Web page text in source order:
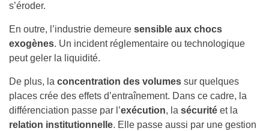
s’éroder.
En outre, l’industrie demeure sensible aux chocs
exogènes. Un incident réglementaire ou technologique
peut geler la liquidité.
De plus, la concentration des volumes sur quelques
places crée des effets d’entraînement. Dans ce cadre, la
différenciation passe par l’exécution, la sécurité et la
relation institutionnelle. Elle passe aussi par une gestion